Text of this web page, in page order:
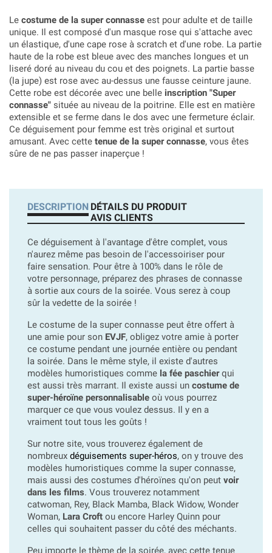
Le costume de la super connasse est pour adulte et de taille
unique. Il est composé d'un masque rose qui s'attache avec
un élastique, d'une cape rose à scratch et d'une robe. La partie
haute de la robe est bleue avec des manches longues et un
liseré doré au niveau du cou et des poignets. La partie basse
(la jupe) est rose avec au-dessus une fausse ceinture jaune.
Cette robe est décorée avec une belle inscription "Super
connasse" située au niveau de la poitrine. Elle est en matière
extensible et se ferme dans le dos avec une fermeture éclair.
Ce déguisement pour femme est très original et surtout
amusant. Avec cette tenue de la super connasse, vous êtes
sûre de ne pas passer inaperçue !
DESCRIPTION DÉTAILS DU PRODUIT
AVIS CLIENTS
Ce déguisement à l'avantage d'être complet, vous
n'aurez même pas besoin de l'accessoiriser pour
faire sensation. Pour être à 100% dans le rôle de
votre personnage, préparez des phrases de connasse
à sortie aux cours de la soirée. Vous serez à coup
sûr la vedette de la soirée !
Le costume de la super connasse peut être offert à
une amie pour son EVJF, obligez votre amie à porter
ce costume pendant une journée entière ou pendant
la soirée. Dans le même style, il existe d'autres
modèles humoristiques comme la fée paschierqui
est aussi très marrant. Il existe aussi un costume de
super-héroïne personnalisable où vous pourrez
marquer ce que vous voulez dessus. Il y en a
vraiment tout tous les goûts !
Sur notre site, vous trouverez également de
nombreux déguisements super-héros, on y trouve des
modèles humoristiques comme la super connasse,
mais aussi des costumes d'héroïnes qu'on peut voir
dans les films. Vous trouverez notamment
catwoman, Rey, Black Mamba, Black Widow, Wonder
Woman, Lara Croft ou encore Harley Quinn pour
celles qui souhaitent passer du côté des méchants.